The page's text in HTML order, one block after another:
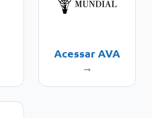
Acessar AVA
→